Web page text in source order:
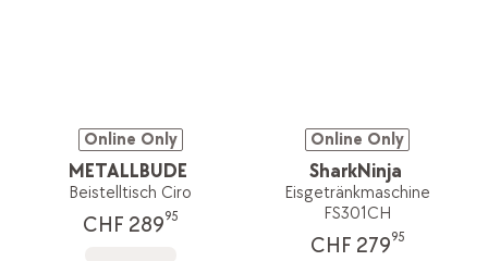
Online Only
METALLBUDE
Beistelltisch Ciro
CHF 28995
Online Only
SharkNinja
Eisgetränkmaschine
FS301CH
CHF 27995